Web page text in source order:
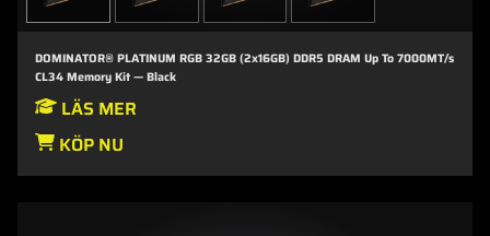
DOMINATOR® PLATINUM RGB 32GB (2x16GB) DDR5 DRAM Up To 7000MT/s
CL34 Memory Kit — Black
LÄS MER
KÖP NU